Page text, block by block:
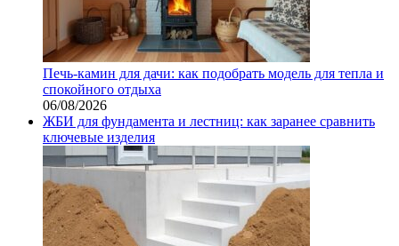
Печь-камин для дачи: как подобрать модель для тепла и
спокойного отдыха
06/08/2026
ЖБИ для фундамента и лестниц: как заранее сравнить
ключевые изделия